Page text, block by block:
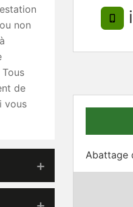
non
de
vous
Abattage